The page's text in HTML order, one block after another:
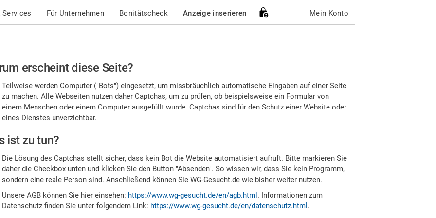
Services Für Unternehmen Bonitätscheck Anzeige inserieren Mein Konto
erscheint diese Seite?
Teilweise werden Computer ("Bots") eingesetzt, um missbräuchlich automatische Eingaben auf einer Seite
zu machen. Alle Webseiten nutzen daher Captchas, um zu prüfen, ob beispielsweise ein Formular von
einem Menschen oder einem Computer ausgefüllt wurde. Captchas sind für den Schutz einer Website oder
eines Dienstes unverzichtbar.
ist zu tun?
Die Lösung des Captchas stellt sicher, dass kein Bot die Website automatisiert aufruft. Bitte markieren Sie
daher die Checkbox unten und klicken Sie den Button "Absenden". So wissen wir, dass Sie kein Programm,
sondern eine reale Person sind. Anschließend können Sie WG-Gesucht.de wie bisher weiter nutzen.
Unsere AGB können Sie hier einsehen: https://www.wg-gesucht.de/en/agb.html . Informationen zum
Datenschutz finden Sie unter folgendem Link: https://www.wg-gesucht.de/en/datenschutz.html .